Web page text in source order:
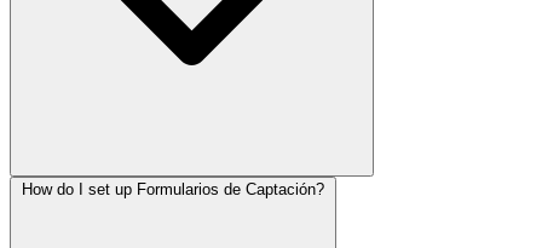
How do I set up Formularios de Captación?